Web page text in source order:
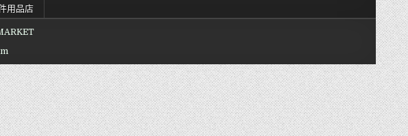
用品店